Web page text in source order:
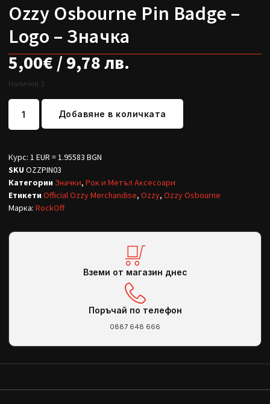
Ozzy Osbourne Pin Badge –
Logo – Значка
5,00€/ 9,78 лв.
Налични 3
Добавяне в количката
Курс: 1 EUR = 1.95583 BGN
SKU OZZPIN03
Категории Значки, Рок и Метъл Аксесоари
Етикети Official Ozzy Merchandise, Ozzy, Ozzy Osbourne
Марка: RockOff
Вземи от магазин днес
Поръчай по телефон
0887 648 666